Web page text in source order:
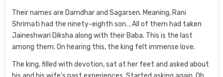
Their names are Damdhar and Sagarsen. Meaning, Rani
Shrimati had the ninety-eighth son. , All of them had taken
Jaineshwari Diksha along with their Baba. This is the last
among them. On hearing this, the king felt immense love.
The king, filled with devotion, sat at her feet and asked about